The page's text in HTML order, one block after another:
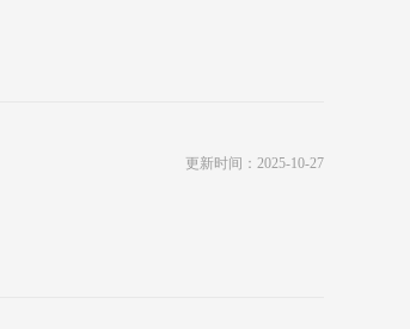
更新时间：2025-10-27